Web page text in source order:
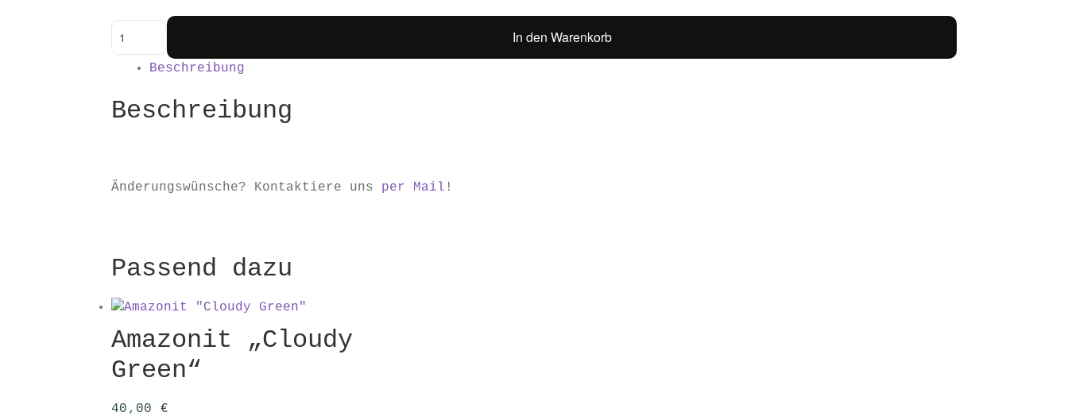
Kette
"Happy
Summer"
In den Warenkorb
Beschreibung
Beschreibung
Änderungswünsche? Kontaktiere uns per Mail !
Passend dazu
Amazonit „Cloudy
Green“
40,00 €